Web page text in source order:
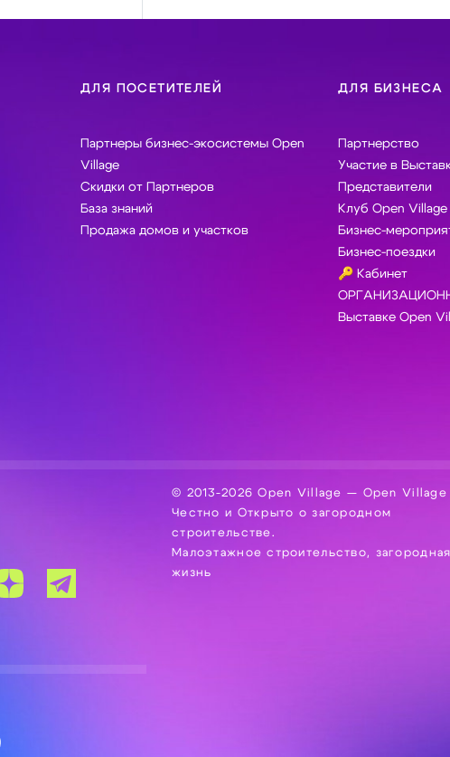
ДЛЯ ПОСЕТИТЕЛЕЙ
Партнеры бизнес-экосистемы Open
Village
Скидки от Партнеров
База знаний
Продажа домов и участков
ДЛЯ БИЗНЕСА
Партнерство
Участие в
Представители
Клуб Open Village
Бизнес-
Бизнес-поездки
🔑 Кабинет
Выставке Open
© 2013-2026 Open Village — Open Village
Честно и Открыто о загородном
строительстве.
Малоэтажное строительство, загородная
жизнь